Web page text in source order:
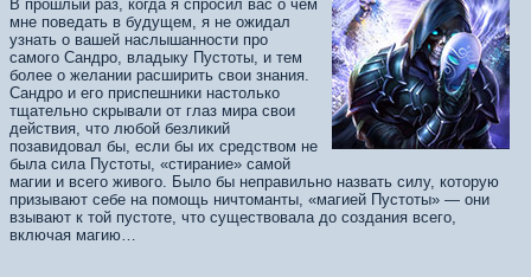
В прошлый раз, когда я спросил вас о чём
мне поведать в будущем, я не ожидал
узнать о вашей наслышанности про
самого Сандро, владыку Пустоты, и тем
более о желании расширить свои знания.
Сандро и его приспешники настолько
тщательно скрывали от глаз мира свои
действия, что любой безликий
позавидовал бы, если бы их средством не
была сила Пустоты, «стирание» самой
магии и всего живого. Было бы неправильно назвать силу, которую
призывают себе на помощь ничтоманты, «магией Пустоты» — они
взывают к той пустоте, что существовала до создания всего,
включая магию…